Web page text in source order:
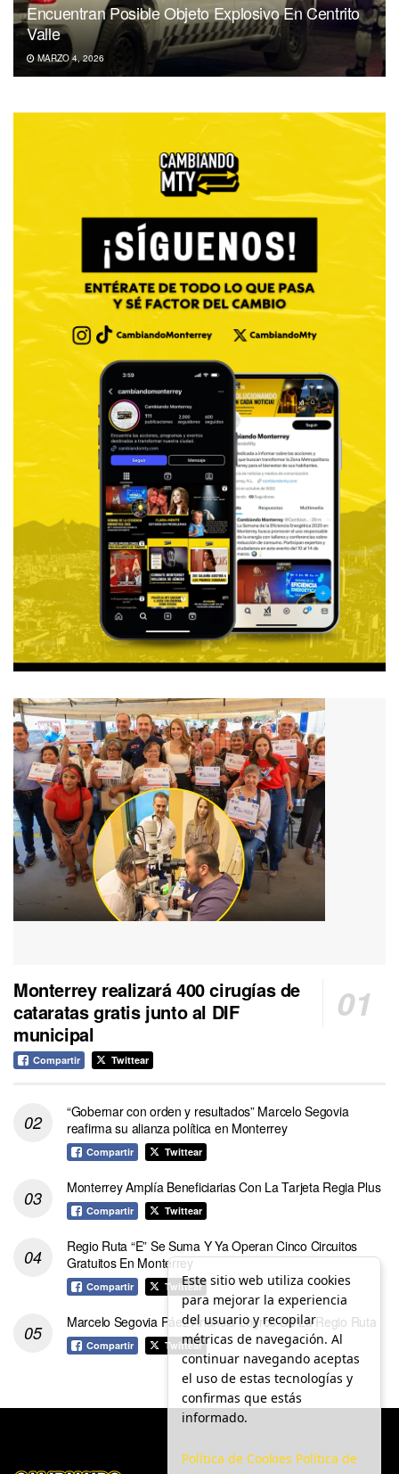
Encuentran Posible Objeto Explosivo En Centrito
Valle
MARZO 4, 2026
Monterrey realizará 400 cirugías de
cataratas gratis junto al DIF
municipal
Compartir Twittear
“Gobernar con orden y resultados” Marcelo Segovia
reafirma su alianza política en Monterrey
Compartir Twittear
Monterrey Amplía Beneficiarias Con La Tarjeta Regia Plus
Compartir Twittear
Regio Ruta “E” Se Suma Y Ya Operan Cinco Circuitos
Gratuitos En Monterrey
Compartir Twittear
Marcelo Segovia Páez Anuncia Logros De La Regio Ruta
Compartir Twittear
Este sitio web utiliza cookies
para mejorar la experiencia
del usuario y recopilar
métricas de navegación. Al
continuar navegando aceptas
el uso de estas tecnologías y
confirmas que estás
informado.
Política de Cookies Política de